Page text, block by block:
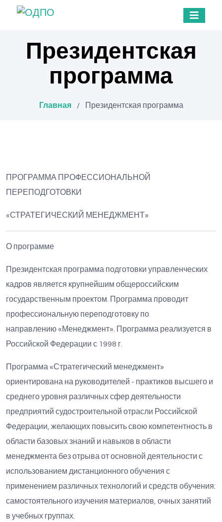
Президентская
программа
Главная / Президентская программа
ПРОГРАММА ПРОФЕССИОНАЛЬНОЙ
ПЕРЕПОДГОТОВКИ
«СТРАТЕГИЧЕСКИЙ МЕНЕДЖМЕНТ»
О программе
Президентская программа подготовки управленческих
кадров является крупнейшим общероссийским
государственным проектом. Программа проводит
профессиональную переподготовку по
направлению «Менеджмент». Программа реализуется в
Российской Федерации с 1998 г.
Программа «Стратегический менеджмент»
ориентирована на руководителей - практиков высшего и
среднего уровня различных сфер деятельности
предприятий судостроительной отрасли Российской
Федерации, желающих повысить свою компетентность в
области базовых знаний и навыков в области
менеджмента без отрыва от основной деятельности с
использованием дистанционного обучения с
применением различных технологий и средств обучения:
самостоятельного изучения материалов, очных занятий
в учебных группах.